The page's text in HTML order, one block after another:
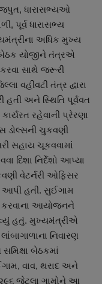
ધારાસભ્યઓ
પૂર્વ ધારાસભ્ય
અધિક મુખ્ય
યોજીને તંત્રએ
કરવા સાથે જરૂરી
વહીવટી તંત્ર દ્વારા
હતી અને સ્થિતિ પૂર્વવત
રહેવાની પ્રેરણા
ડોલ્સની ચુકવણી
સહાય ચૂકવવામાં
નિર્દેશો આપ્યા
વેટર્નરી ઓફિસર
આપી હતી. સુઈગામ
કરવાના આયોજનને
હતું. મુખ્યમંત્રીએ
નિવારણ
બેઠકમાં
વાવ, થરાદ અને
૨૯૬ જેટલા ગામોને આ